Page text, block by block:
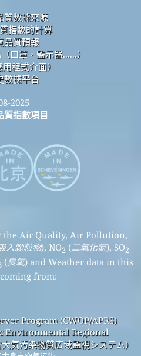
質數據來源
指數的計算
品質預報
口罩，監示器......）
程式介面）
數據平台
2025
質指數項目
the Air Quality, Air Pollution,
入顆粒物), NO2 (二氧化氮), SO2
(臭氧) and Weather data in this
from:
Program (CWOP/APRS)
Environmental Regional
気汚染物質広域監視システム)